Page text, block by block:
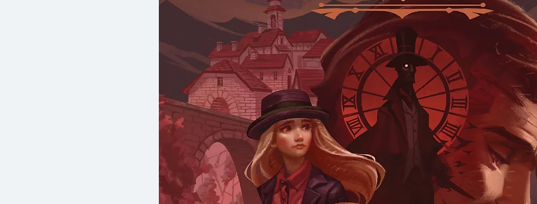
ปัญหาคนออมเงินไม่
การ “สะกิด” เตือ
เศรษฐศาสตร์พฤติ
ทฤษฎีที่มีอยู่ และปรั
ประโยชน์มหาศาลแ
ไม่ใช่มนุษย์สมมติที่